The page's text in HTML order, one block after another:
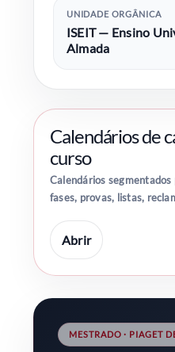
UNIDADE ORGÂNICA
ISEIT — Ensino
Almada
Calendários de
curso
Calendários
fases, provas, listas,
Abrir
MESTRADO · PIAGET